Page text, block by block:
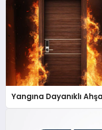
Yangına Dayanıklı